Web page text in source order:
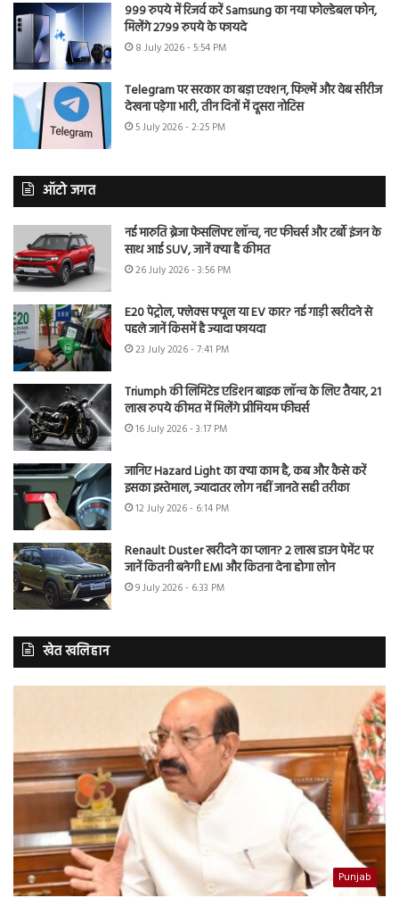
999 रुपये में रिजर्व करें Samsung का नया फोल्डेबल फोन,
मिलेंगे 2799 रुपये के फायदे
8 July 2026 - 5:54 PM
Telegram पर सरकार का बड़ा एक्शन, फिल्में और वेब सीरीज
देखना पड़ेगा भारी, तीन दिनों में दूसरा नोटिस
5 July 2026 - 2:25 PM
ऑटो जगत
नई मारुति ब्रेजा फेसलिफ्ट लॉन्च, नए फीचर्स और टर्बो इंजन के
साथ आई SUV, जानें क्या है कीमत
26 July 2026 - 3:56 PM
E20 पेट्रोल, फ्लेक्स फ्यूल या EV कार? नई गाड़ी खरीदने से
पहले जानें किसमें है ज्यादा फायदा
23 July 2026 - 7:41 PM
Triumph की लिमिटेड एडिशन बाइक लॉन्च के लिए तैयार, 21
लाख रुपये कीमत में मिलेंगे प्रीमियम फीचर्स
16 July 2026 - 3:17 PM
जानिए Hazard Light का क्या काम है, कब और कैसे करें
इसका इस्तेमाल, ज्यादातर लोग नहीं जानते सही तरीका
12 July 2026 - 6:14 PM
Renault Duster खरीदने का प्लान? 2 लाख डाउन पेमेंट पर
जानें कितनी बनेगी EMI और कितना देना होगा लोन
9 July 2026 - 6:33 PM
खेत खलिहान
Punjab